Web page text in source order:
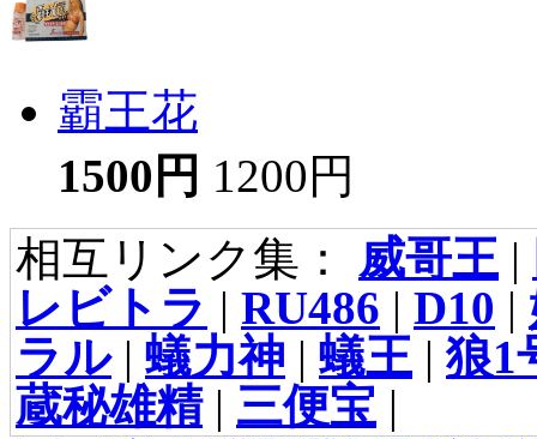
霸王花
1500円 1200円
相互リンク集： 威哥王|
レビトラ | RU486 | D10 |
ラル| 蟻力神 | 蟻王|狼1
蔵秘雄精| 三便宝 |